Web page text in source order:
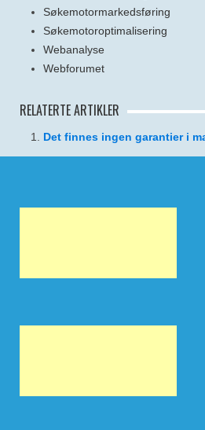
Søkemotormarkedsføring
Søkemotoroptimalisering
Webanalyse
Webforumet
RELATERTE ARTIKLER
Det finnes ingen garantier i